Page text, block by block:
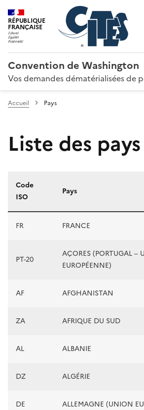
RÉPUBLIQUE
FRANÇAISE
Convention de Washington
Vos demandes dématérialisées de
Accueil Pays
Liste des pays
Liste des pays
Code
ISO
Pays
FR FRANCE
PT-20
AÇORES (PORTUGAL –
EUROPÉENNE)
AF AFGHANISTAN
ZA AFRIQUE DU SUD
AL ALBANIE
DZ ALGÉRIE
DE ALLEMAGNE (UNION